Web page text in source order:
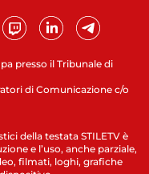
presso il Tribunale di
di Comunicazione c/o
della testata STILETV è
e l’uso, anche parziale,
filmati, loghi, grafiche